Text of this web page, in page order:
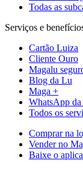
Todas as
Serviços e
Cartão Luiza
Cliente Ouro
Magalu
Blog da Lu
Maga +
WhatsApp
Todos os
Comprar na
Vender no
Baixe o